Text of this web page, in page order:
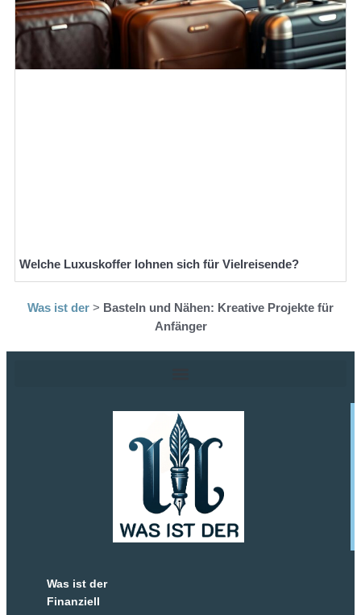
Welche Luxuskoffer lohnen sich für Vielreisende?
Was ist der > Basteln und Nähen: Kreative Projekte für
Anfänger
Was ist der
Finanziell